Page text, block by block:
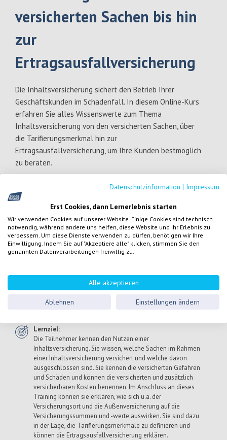
versicherten Sachen bis hin
zur
Ertragsausfallversicherung
Die Inhaltsversicherung sichert den Betrieb Ihrer
Geschäftskunden im Schadenfall. In diesem Online-Kurs
erfahren Sie alles Wissenswerte zum Thema
Inhaltsversicherung von den versicherten Sachen, über
die Tarifierungsmerkmal hin zur
Ertragsausfallversicherung, um Ihre Kunden bestmöglich
zu beraten.
Mehr anzeigen
Zielgruppe:Versicherungsmakler nach § 34d GewO
Inhaltliche Ausarbeitung durch die fachlichen
Ansprechpartnerinnen der Produktberatung Gewerbe-
Lernziel:
Die Teilnehmer kennen den Nutzen einer
Inhaltsversicherung. Sie wissen, welche Sachen im Rahmen
einer Inhaltsversicherung versichert und welche davon
ausgeschlossen sind. Sie kennen die versicherten Gefahren
und Schäden und können die versicherten und zusätzlich
versicherbaren Kosten benennen. Im Anschluss an dieses
Training können sie erklären, wie sich u.a. der
Versicherungsort und die Außenversicherung auf die
Versicherungssummen und -werte auswirken. Sie sind dazu
in der Lage, die Tarifierungsmerkmale zu definieren und
können die Ertragsausfallversicherung erklären.
Datenschutzinformation | Impressum
Erst Cookies, dann Lernerlebnis starten
Wir verwenden Cookies auf unserer Website. Einige Cookies sind technisch
notwendig, während andere uns helfen, diese Website und Ihr Erlebnis zu
verbessern. Um diese Dienste verwenden zu dürfen, benötigen wir Ihre
Einwilligung. Indem Sie auf "Akzeptiere alle" klicken, stimmen Sie den
genannten Datenverarbeitungen freiwillig zu.
Alle akzeptieren
Ablehnen Einstellungen ändern